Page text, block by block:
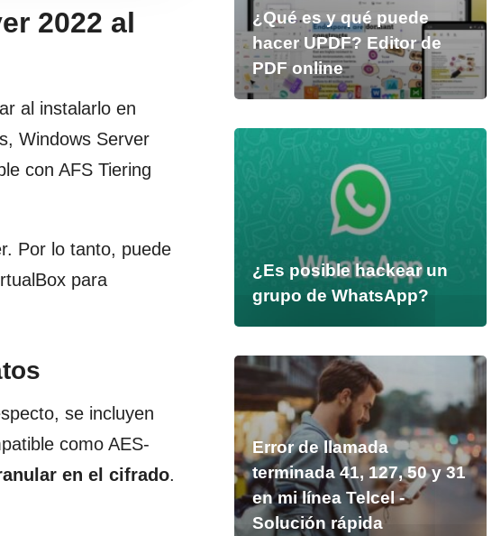
2022 al
al instalarlo en
Windows Server
con AFS Tiering
Por lo tanto, puede
para
se incluyen
como AES-
en el cifrado.
¿Qué es y qué puede
hacer UPDF? Editor de
PDF online
¿Es posible hackear un
grupo de WhatsApp?
Error de llamada
terminada 41, 127, 50 y 31
en mi línea Telcel -
Solución rápida